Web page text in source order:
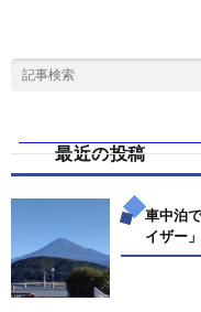
最近の投稿
車中泊
イザー」